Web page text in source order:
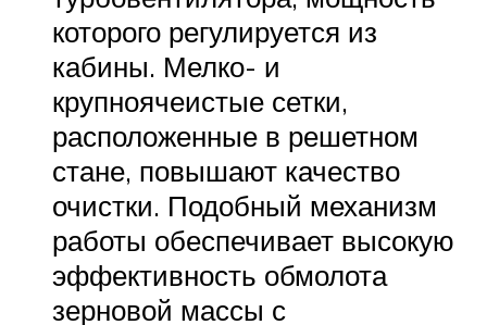
которого регулируется из
кабины. Мелко- и
крупноячеистые сетки,
расположенные в решетном
стане, повышают качество
очистки. Подобный механизм
работы обеспечивает высокую
эффективность обмолота
зерновой массы с